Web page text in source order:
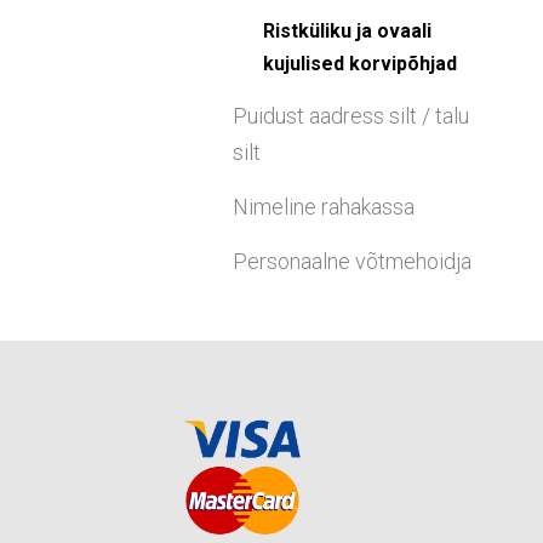
Ristküliku ja ovaali
kujulised korvipõhjad
Puidust aadress silt / talu
silt
Nimeline rahakassa
Personaalne võtmehoidja